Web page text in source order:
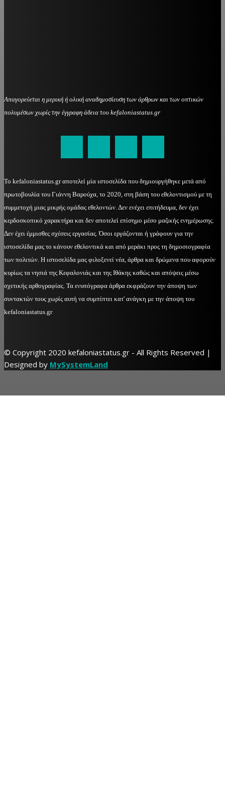
Απαγορεύεται η μερική ή ολική αναδημοσίευση των άρθρων και των οπτικών
πολυμέσων χωρίς την έγγραφη άδεια του kefaloniastatus.gr
Το kefaloniastatus.gr αποτελεί μία ιστοσελίδα που δημιουργήθηκε μετά από
πρωτοβουλία του Γιάννη Βαρούχα, το 2020, στη βάση του εθελοντισμού με τη
συμμετοχή μιας μικρής ομάδας εθελοντών. Δεν ενέχει επιτήδευμα, δεν έχει
κερδοσκοπικό χαρακτήρα και δεν αποτελεί επίσημο μέσο μαζικής ενημέρωσης.
Δεν έχει έμμισθες σχέσεις εργασίας. Όσοι εργάζονται ή γράφουν για την
ιστοσελίδα μας το κάνουν εθελοντικά και από μεράκι προς τη δημοσιογραφία
των πολιτών. Η ιστοσελίδα μας φιλοξενεί νέα, άρθρα και δρώμενα που αφορούν
κυρίως τα νησιά της Κεφαλονιάς και της Ιθάκης καθώς και απόψεις μέσω
σχετικής αρθογραφίας. Τα ενυπόγραφα άρθρα εκφράζουν την άποψη των
συντακτών τους χωρίς αυτή να συμπίπτει κατ' ανάγκη με την άποψη του
kefaloniastatus.gr
© Copyright 2020 kefaloniastatus.gr - All Rights Reserved |
Designed by MySystemLand